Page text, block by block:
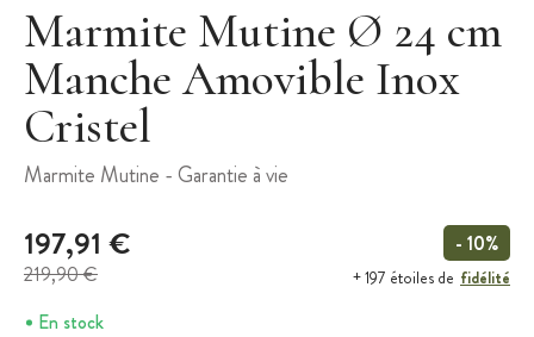
Marmite Mutine Ø 24 cm
Manche Amovible Inox
Cristel
Marmite Mutine - Garantie à vie
197,91 €
219,90 €
- 10%
+ 197 étoiles de fidélité
En stock